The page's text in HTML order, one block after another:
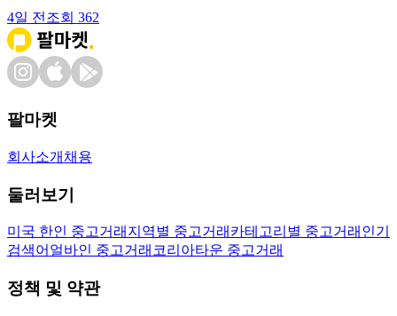
4일 전 조회 362
팔마켓
회사소개 채용
둘러보기
미국 한인 중고거래 지역별 중고거래 카테고리별 중고거래 인기
검색어 얼바인 중고거래 코리아타운 중고거래
정책 및 약관